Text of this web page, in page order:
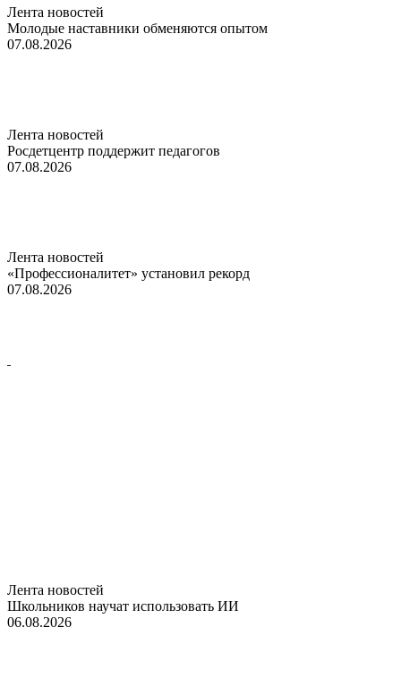
Лента новостей
Молодые наставники обменяются опытом
07.08.2026
Лента новостей
Росдетцентр поддержит педагогов
07.08.2026
Лента новостей
«Профессионалитет» установил рекорд
07.08.2026
Лента новостей
Школьников научат использовать ИИ
06.08.2026